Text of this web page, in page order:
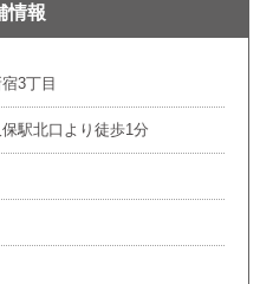
情報
3丁目
駅北口より徒歩1分